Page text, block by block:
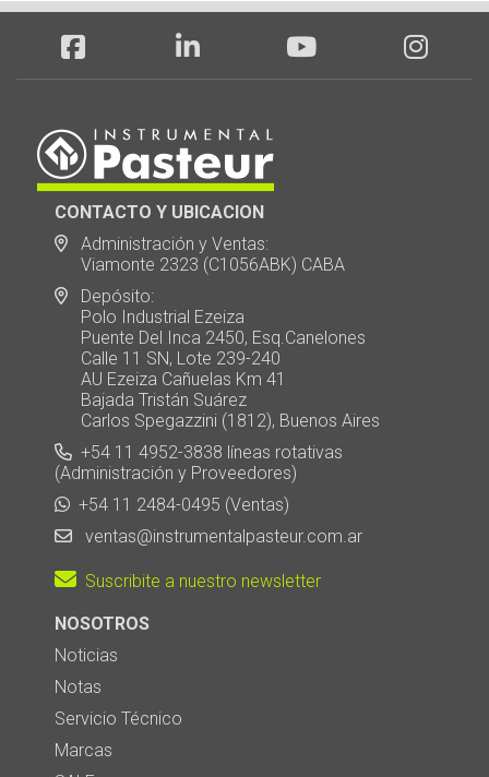
CONTACTO Y UBICACION
Administración y Ventas:
Viamonte 2323 (C1056ABK) CABA
Depósito:
Polo Industrial Ezeiza
Puente Del Inca 2450, Esq.Canelones
Calle 11 SN, Lote 239-240
AU Ezeiza Cañuelas Km 41
Bajada Tristán Suárez
Carlos Spegazzini (1812), Buenos Aires
+54 11 4952-3838 líneas rotativas
(Administración y Proveedores)
+54 11 2484-0495 (Ventas)
ventas@instrumentalpasteur.com.ar
Suscribite a nuestro newsletter
NOSOTROS
Noticias
Notas
Servicio Técnico
Marcas